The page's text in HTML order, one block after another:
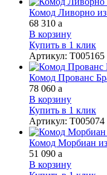
Комод Ливорно из
68 310 a
В корзину
Купить в 1 клик
Артикул: Т005165
Комод Прованс
78 060 a
В корзину
Купить в 1 клик
Артикул: Т005074
Комод Морбиан
51 090 a
В корзину